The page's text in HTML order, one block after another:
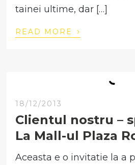
tainei ultime, dar […]
READ MORE ›
18/12/2013
Clientul nostru –
La Mall-ul Plaza
Aceasta e o invitatie la a